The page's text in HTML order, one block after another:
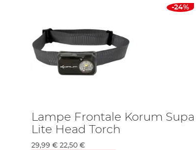
-24%
Lampe Frontale Korum Supa
Lite Head Torch
29,99 € 22,50 €